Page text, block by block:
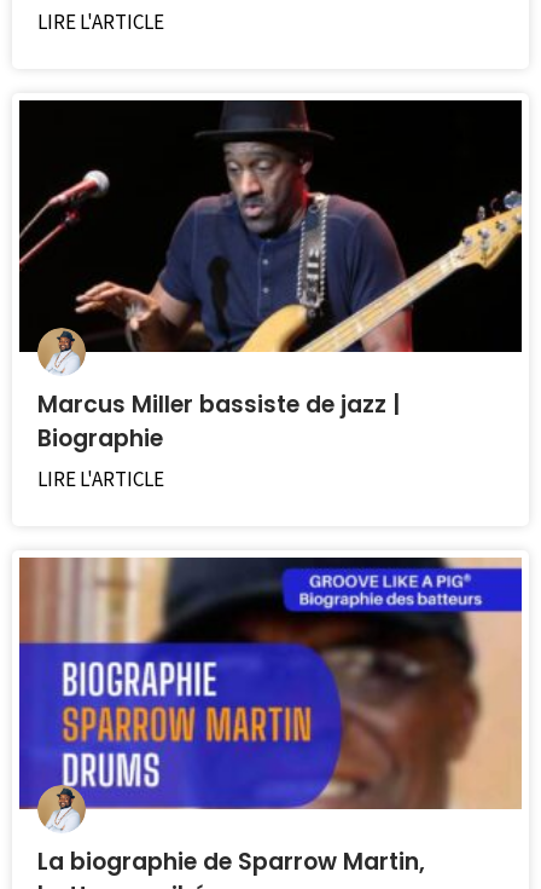
LIRE L'ARTICLE
Marcus Miller bassiste de jazz |
Biographie
LIRE L'ARTICLE
La biographie de Sparrow Martin,